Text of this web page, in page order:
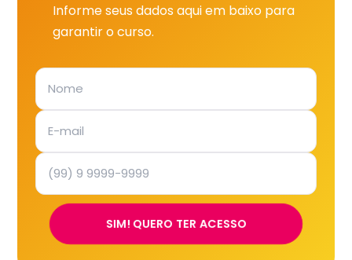
Informe seus dados aqui em baixo para
garantir o curso.
SIM! QUERO TER ACESSO